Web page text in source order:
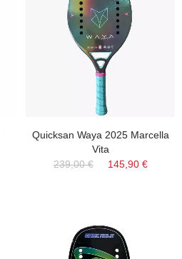
Quicksan Waya 2025 Marcella
Vita
239,00 €
145,90 €